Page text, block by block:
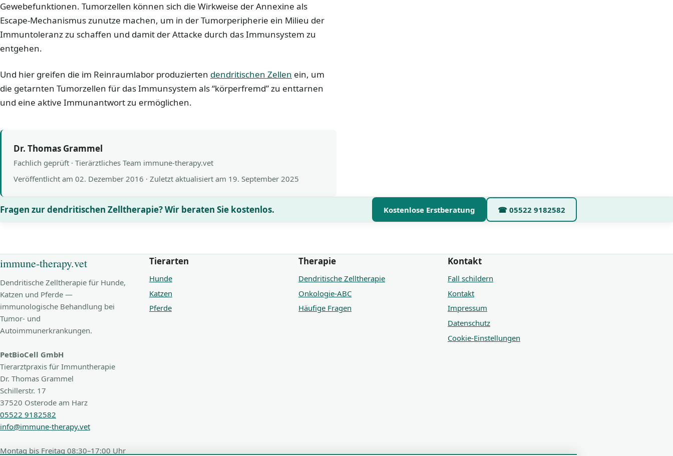
Gewebefunktionen. Tumorzellen können sich die Wirkweise der Annexine als
Escape-Mechanismus zunutze machen, um in der Tumorperipherie ein Milieu der
Immuntoleranz zu schaffen und damit der Attacke durch das Immunsystem zu
entgehen.
Und hier greifen die im Reinraumlabor produzierten dendritischen Zellen ein, um
die getarnten Tumorzellen für das Immunsystem als “körperfremd” zu enttarnen
und eine aktive Immunantwort zu ermöglichen.
Dr. Thomas Grammel
Fachlich geprüft · Tierärztliches Team immune-therapy.vet
Veröffentlicht am 02. Dezember 2016 · Zuletzt aktualisiert am 19. September 2025
Fragen zur dendritischen Zelltherapie? Wir beraten Sie kostenlos. Kostenlose Erstberatung ☎ 05522 9182582
immune-therapy.vet
Dendritische Zelltherapie für Hunde,
Katzen und Pferde —
immunologische Behandlung bei
Tumor- und
Autoimmunerkrankungen.
PetBioCell GmbH
Tierarztpraxis für Immuntherapie
Dr. Thomas Grammel
Schillerstr. 17
37520 Osterode am Harz
05522 9182582
info@immune-therapy.vet
Montag bis Freitag 08:30–17:00 Uhr
Tierarten
Hunde
Katzen
Pferde
Therapie
Dendritische Zelltherapie
Onkologie-ABC
Häufige Fragen
Kontakt
Fall schildern
Kontakt
Impressum
Datenschutz
Cookie-Einstellungen